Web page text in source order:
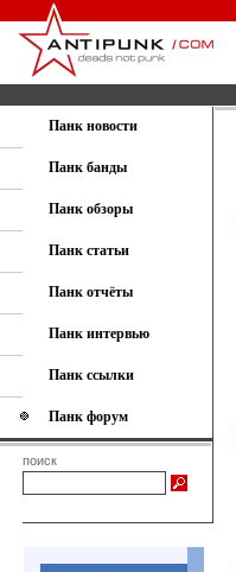
Панк новости
Панк банды
Панк обзоры
Панк статьи
Панк отчёты
Панк интервью
Панк ссылки
Панк форум
поиск